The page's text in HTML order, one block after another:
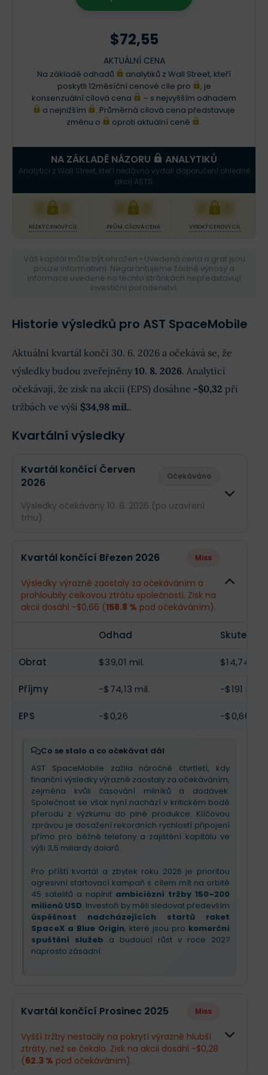
$72,55
AKTUÁLNÍ CENA
Na základě odhadů
analytiků z Wall Street, kteří
poskytli 12měsíční cenové cíle pro
, je
konsenzuální cílová cena
– s nejvyšším odhadem
a nejnižším
. Průměrná cílová cena představuje
změnu o
oproti aktuální ceně .
NA ZÁKLADĚ NÁZORU ANALYTIKŮ
Analytici z Wall Street, kteří nedávno vydali doporučení ohledně
akcií ASTS.
XXX
NÍZKÝ CENOVÝ CÍL
XXX
PRŮM. CÍLOVÁ CENA
XXX
VYSOKÝ CENOVÝ CÍL
Váš kapitál může být ohrožen • Uvedená cena a graf jsou
pouze informativní. Negarantujeme žádné výnosy a
informace uvedené na těchto stránkách nepředstavují
investiční poradenství.
Historie výsledků pro AST SpaceMobile
Aktuální kvartál končí 30. 6. 2026 a očekává se, že
výsledky budou zveřejněny 10. 8. 2026. Analytici
očekávají, že zisk na akcii (EPS) dosáhne -$0,32 při
tržbách ve výši $34,98 mil..
Kvartální výsledky
Kvartál končící Červen
2026
Očekáváno
Výsledky očekávány 10. 8. 2026 (po uzavření
trhu).
Příjmy -$91,57 mil.
Kvartál končící Březen 2026 Miss
Výsledky výrazně zaostaly za očekáváním a
prohloubily celkovou ztrátu společnosti. Zisk na
akcii dosáhl -$0,66 (158.8 % pod očekáváním).
Odhad
Obrat $39,01 mil. $14,74 mil.
Příjmy -$74,13 mil. -$191 mil.
EPS -$0,26 -$0,66
Co se stalo a co očekávat dál
AST SpaceMobile zažila náročné čtvrtletí, kdy
finanční výsledky výrazně zaostaly za očekáváním,
zejména kvůli časování milníků a dodávek.
Společnost se však nyní nachází v kritickém bodě
přerodu z výzkumu do plné produkce. Klíčovou
zprávou je dosažení rekordních rychlostí připojení
přímo pro běžné telefony a zajištění kapitálu ve
výši 3,5 miliardy dolarů.
Pro příští kvartál a zbytek roku 2026 je prioritou
agresivní startovací kampaň s cílem mít na orbitě
45 satelitů a naplnit ambiciózní tržby 150–200
milionů USD. Investoři by měli sledovat především
úspěšnost nadcházejících startů raket
SpaceX a Blue Origin, které jsou pro komerční
spuštění služeb a budoucí růst v roce 2027
naprosto zásadní.
Kvartál končící Prosinec 2025 Miss
Vyšší tržby nestačily na pokrytí výrazně hlubší
ztráty, než se čekalo. Zisk na akcii dosáhl -$0,28
(62.3 % pod očekáváním).